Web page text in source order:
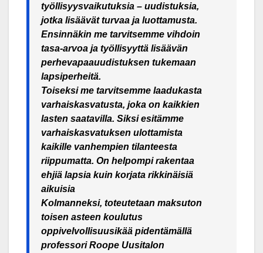
työllisyysvaikutuksia – uudistuksia,
jotka lisäävät turvaa ja luottamusta.
Ensinnäkin me tarvitsemme vihdoin
tasa-arvoa ja työllisyyttä lisäävän
perhevapaauudistuksen tukemaan
lapsiperheitä.
Toiseksi me tarvitsemme laadukasta
varhaiskasvatusta, joka on kaikkien
lasten saatavilla. Siksi esitämme
varhaiskasvatuksen ulottamista
kaikille vanhempien tilanteesta
riippumatta. On helpompi rakentaa
ehjiä lapsia kuin korjata rikkinäisiä
aikuisia
Kolmanneksi, toteutetaan maksuton
toisen asteen koulutus
oppivelvollisuusikää pidentämällä
professori Roope Uusitalon